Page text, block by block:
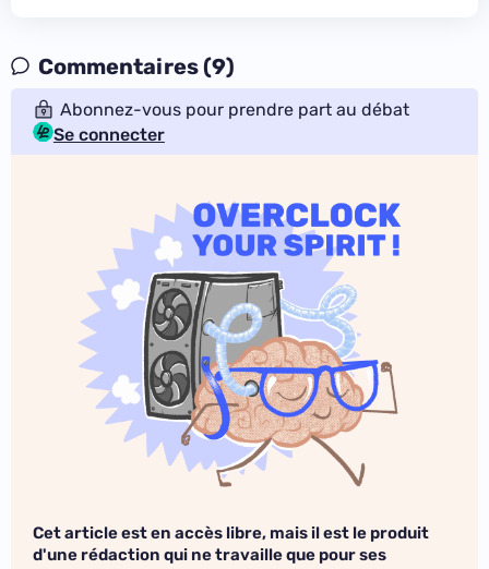
Commentaires (9)
Abonnez-vous pour prendre part au débat
Se connecter
Cet article est en accès libre, mais il est le produit
d'une rédaction qui ne travaille que pour ses